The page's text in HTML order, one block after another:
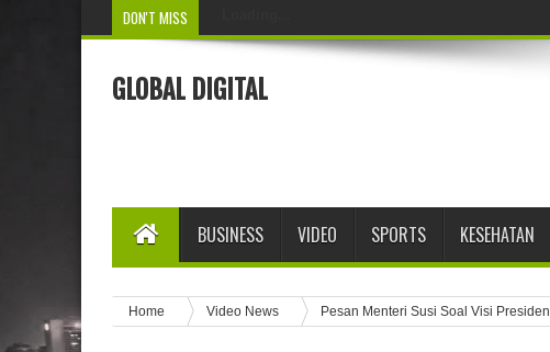
DON'T MISS
GLOBAL DIGITAL
BUSINESS VIDEO SPORTS KESEHATAN
Home Video News Pesan Menteri Susi Soal Visi Presiden